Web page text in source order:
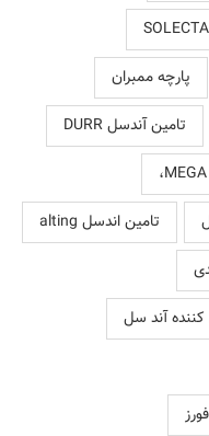
پارچه ممبران
تامین آندسل DURR
تامین اندسل alting
کننده آند سل